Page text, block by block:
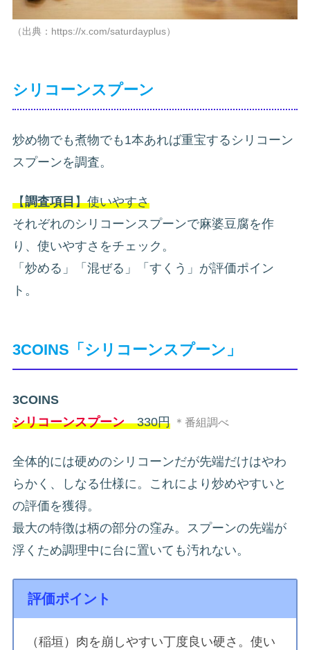
（出典：https://x.com/saturdayplus）
シリコーンスプーン
炒め物でも煮物でも1本あれば重宝するシリコーン
スプーンを調査。
【調査項目】使いやすさ
それぞれのシリコーンスプーンで麻婆豆腐を作
り、使いやすさをチェック。
「炒める」「混ぜる」「すくう」が評価ポイン
ト。
3COINS「シリコーンスプーン」
3COINS
シリコーンスプーン330円 ＊番組調べ
全体的には硬めのシリコーンだが先端だけはやわ
らかく、しなる仕様に。これにより炒めやすいと
の評価を獲得。
最大の特徴は柄の部分の窪み。スプーンの先端が
浮くため調理中に台に置いても汚れない。
評価ポイント
（稲垣）肉を崩しやすい丁度良い硬さ。使い